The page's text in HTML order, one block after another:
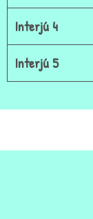
Interjú 4
Interjú 5